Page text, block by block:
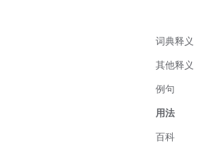
词典释义
其他释义
例句
用法
百科